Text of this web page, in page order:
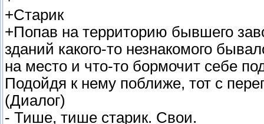
+Старик
+Попав на территорию бывшего
зданий какого-то незнакомого
на место и что-то бормочит себе
Подойдя к нему поближе, тот с
(Диалог)
- Тише, тише старик. Свои.